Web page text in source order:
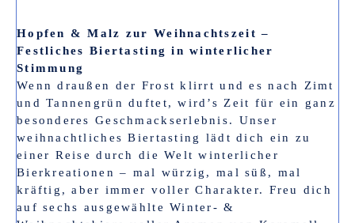
Hopfen & Malz zur Weihnachtszeit –
Festliches Biertasting in winterlicher
Stimmung
Wenn draußen der Frost klirrt und es nach Zimt
und Tannengrün duftet, wird’s Zeit für ein ganz
besonderes Geschmackserlebnis. Unser
weihnachtliches Biertasting lädt dich ein zu
einer Reise durch die Welt winterlicher
Bierkreationen – mal würzig, mal süß, mal
kräftig, aber immer voller Charakter. Freu dich
auf sechs ausgewählte Winter- &